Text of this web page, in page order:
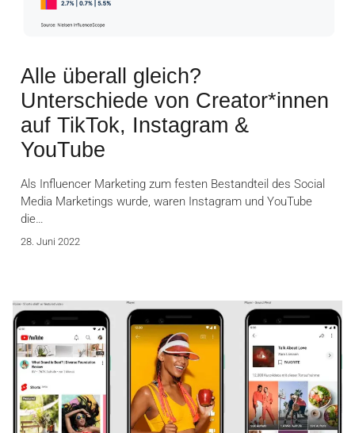
Alle überall gleich?
Unterschiede von Creator*innen
auf TikTok, Instagram &
YouTube
Als Influencer Marketing zum festen Bestandteil des Social
Media Marketings wurde, waren Instagram und YouTube
die…
28. Juni 2022